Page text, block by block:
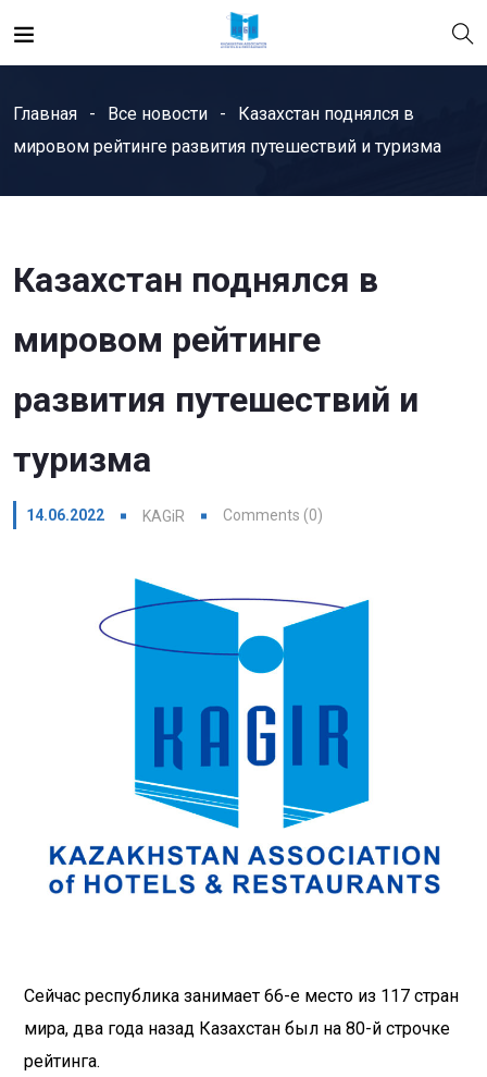
Главная Все новости
Казахстан поднялся в
мировом рейтинге развития путешествий и туризма
Казахстан поднялся в
мировом рейтинге
развития путешествий и
туризма
14.06.2022 KAGiR Comments (0)
Сейчас республика занимает 66-е место из 117 стран
мира, два года назад Казахстан был на 80-й строчке
рейтинга.